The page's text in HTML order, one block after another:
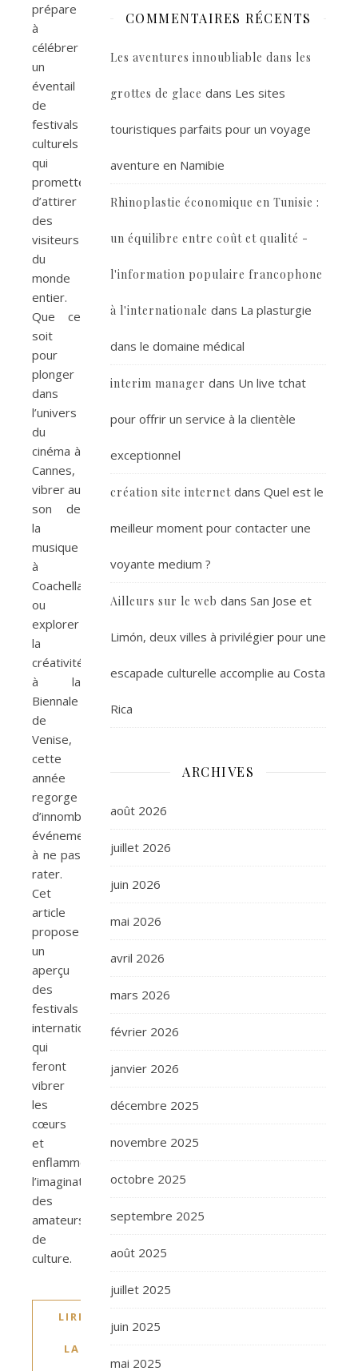
prépare
à
célébrer
un
éventail
de
festivals
culturels
qui
promettent
d’attirer
des
visiteurs
du
monde
entier.
Que ce
soit
pour
plonger
dans
l’univers
du
cinéma à
Cannes,
vibrer au
son de
la
musique
à
Coachella,
ou
explorer
la
créativité
à la
Biennale
de
Venise,
cette
année
regorge
d’innombrables
événements
à ne pas
rater.
Cet
article
propose
un
aperçu
des
festivals
internationaux
qui
feront
vibrer
les
cœurs
et
enflammer
l’imagination
des
amateurs
de
culture.
LIRE
LA
COMMENTAIRES RÉCENTS
Les aventures innoubliable dans les
grottes de glace dans Les sites
touristiques parfaits pour un voyage
aventure en Namibie
Rhinoplastie économique en Tunisie :
un équilibre entre coût et qualité -
l'information populaire francophone
à l'internationale dans La plasturgie
dans le domaine médical
interim manager dans Un live tchat
pour offrir un service à la clientèle
exceptionnel
création site internet dans Quel est le
meilleur moment pour contacter une
voyante medium ?
Ailleurs sur le web dans San Jose et
Limón, deux villes à privilégier pour une
escapade culturelle accomplie au Costa
Rica
ARCHIVES
août 2026
juillet 2026
juin 2026
mai 2026
avril 2026
mars 2026
février 2026
janvier 2026
décembre 2025
novembre 2025
octobre 2025
septembre 2025
août 2025
juillet 2025
juin 2025
mai 2025